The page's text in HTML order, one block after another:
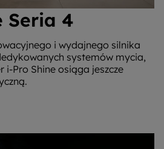
Seria 4
i wydajnego silnika
systemów mycia,
i-Pro Shine osiąga jeszcze